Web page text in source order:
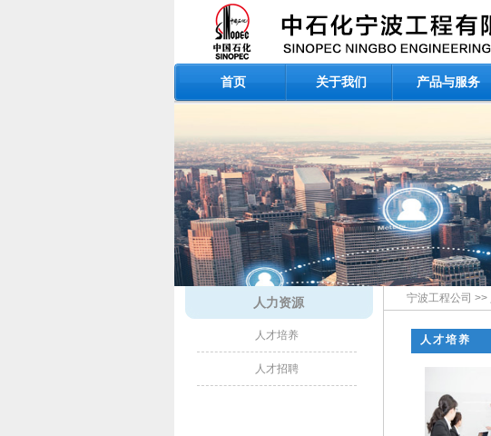
首页 关于我们 产品与服务
人力资源
人才培养
人才招聘
宁波工程公司 >>
人才培养